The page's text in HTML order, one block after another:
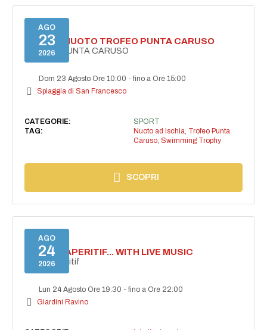
AGO
23
2026
GARA DI NUOTO TROFEO PUNTA CARUSO
TROFEO PUNTA CARUSO
Dom 23 Agosto Ore 10:00 -fino a Ore 15:00
Spiaggia di San Francesco
CATEGORIE:
SPORT
TAG:
Nuoto ad Ischia, Trofeo Punta
Caruso, Swimming Trophy
SCOPRI
AGO
24
2026
SECRET APERITIF... WITH LIVE MUSIC
Secret aperitif
Lun 24 Agosto Ore 19:30 -fino a Ore 22:00
Giardini Ravino